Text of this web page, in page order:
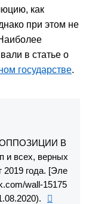
как
при этом не
в статье о
государстве.
В
всех, верных
2019 года. [Эле
wall-15175